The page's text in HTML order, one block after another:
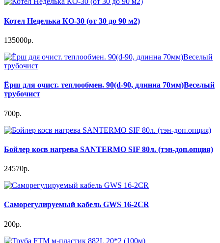
Котел Неделька КО-30 (от 30 до 90 м2)
135000р.
Ёрш для очист. теплообмен. 90(d-90, длинна 70мм)Веселый
трубочист
700р.
Бойлер косв нагрева SANTERMO SIF 80л. (тэн-доп.опция)
24570р.
Саморегулируемый кабель GWS 16-2CR
200р.